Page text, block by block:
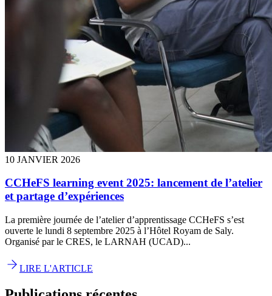
10 JANVIER 2026
CCHeFS learning event 2025: lancement de l’atelier
et partage d’expériences
La première journée de l’atelier d’apprentissage CCHeFS s’est
ouverte le lundi 8 septembre 2025 à l’Hôtel Royam de Saly.
Organisé par le CRES, le LARNAH (UCAD)...
LIRE L'ARTICLE